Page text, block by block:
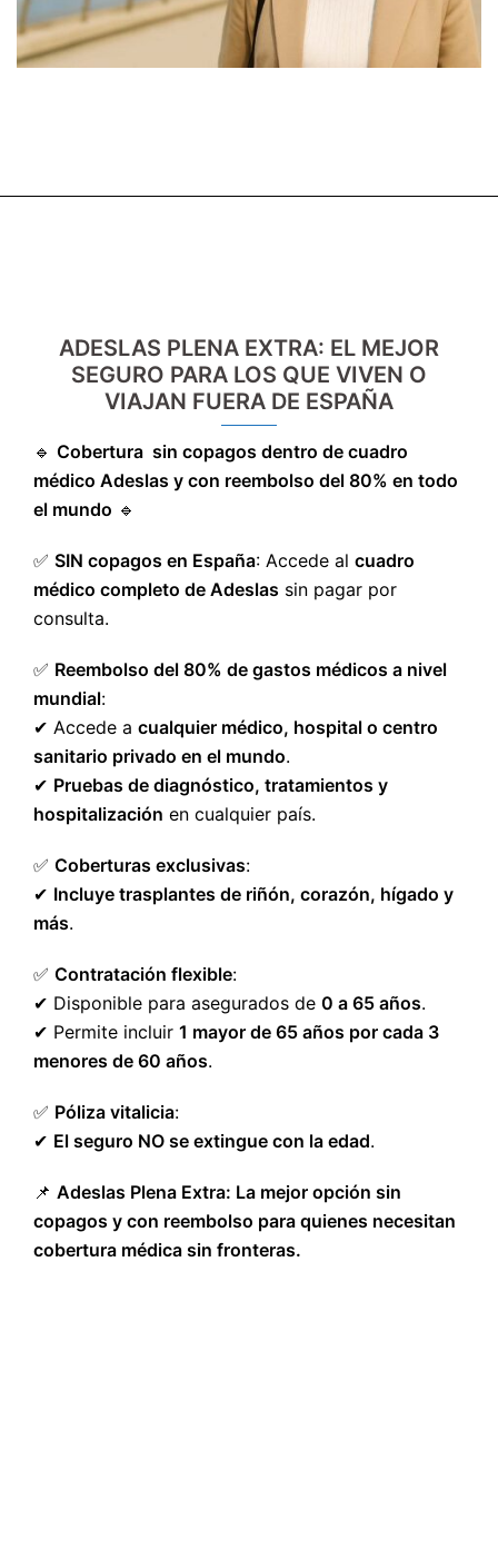
ADESLAS PLENA EXTRA: EL MEJOR
SEGURO PARA LOS QUE VIVEN O
VIAJAN FUERA DE ESPAÑA
🔹 Cobertura sin copagos dentro de cuadro
médico Adeslas y con reembolso del 80% en todo
el mundo 🔹
✅ SIN copagos en España: Accede al cuadro
médico completo de Adeslas sin pagar por
consulta.
✅ Reembolso del 80% de gastos médicos a nivel
mundial:
✔ Accede a cualquier médico, hospital o centro
sanitario privado en el mundo.
✔ Pruebas de diagnóstico, tratamientos y
hospitalización en cualquier país.
✅ Coberturas exclusivas:
✔ Incluye trasplantes de riñón, corazón, hígado y
más.
✅ Contratación flexible:
✔ Disponible para asegurados de 0 a 65 años.
✔ Permite incluir 1 mayor de 65 años por cada 3
menores de 60 años.
✅ Póliza vitalicia:
✔ El seguro NO se extingue con la edad.
📌 Adeslas Plena Extra: La mejor opción sin
copagos y con reembolso para quienes necesitan
cobertura médica sin fronteras.